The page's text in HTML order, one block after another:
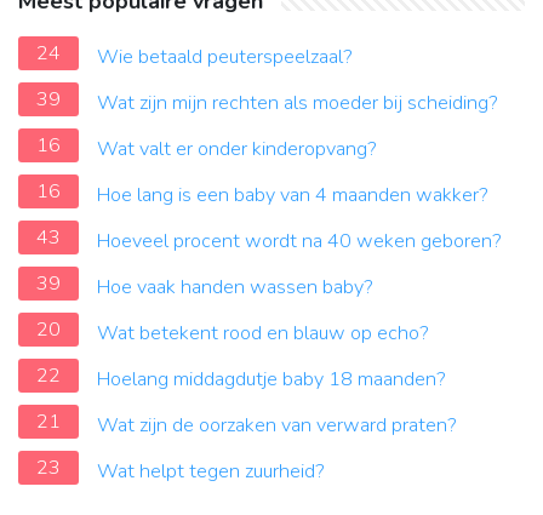
24
Wie betaald peuterspeelzaal?
39
Wat zijn mijn rechten als moeder bij scheiding?
16
Wat valt er onder kinderopvang?
16
Hoe lang is een baby van 4 maanden wakker?
43
Hoeveel procent wordt na 40 weken geboren?
39
Hoe vaak handen wassen baby?
20
Wat betekent rood en blauw op echo?
22
Hoelang middagdutje baby 18 maanden?
21
Wat zijn de oorzaken van verward praten?
23
Wat helpt tegen zuurheid?